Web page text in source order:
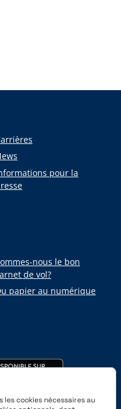
pour la
nous le bon
de vol?
papier au numérique
cookies nécessaires au